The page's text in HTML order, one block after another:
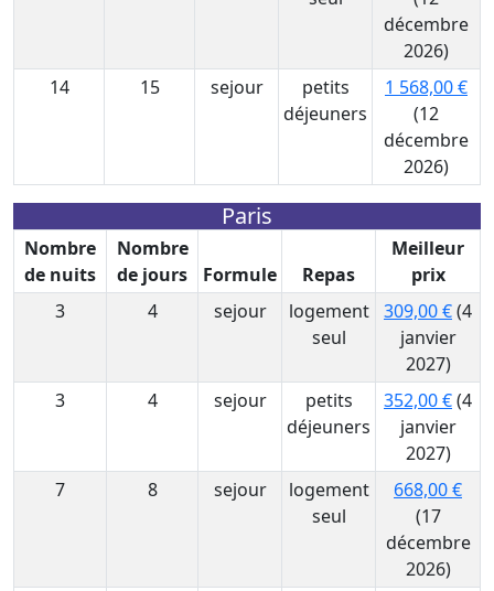
décembre
2026)
14
15 sejour
petits
déjeuners
1 568,00 €
(12
décembre
2026)
Paris
Nombre
de nuits
Nombre
de jours
Formule Repas
Meilleur
prix
3
4 sejour
logement
seul
309,00 €(4
janvier
2027)
3
4 sejour
petits
déjeuners
352,00 €(4
janvier
2027)
7
8 sejour
logement
seul
668,00 €
(17
décembre
2026)